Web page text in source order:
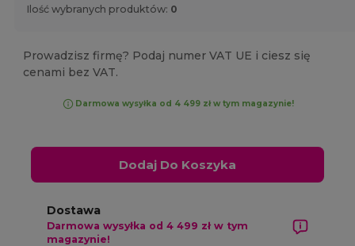
Ilość wybranych produktów: 0
Prowadzisz firmę? Podaj numer VAT UE i ciesz się
cenami bez VAT.
Darmowa wysyłka od 4 499 zł w tym magazynie!
Dodaj Do Koszyka
Dostawa
Darmowa wysyłka od 4 499 zł w tym
magazynie!